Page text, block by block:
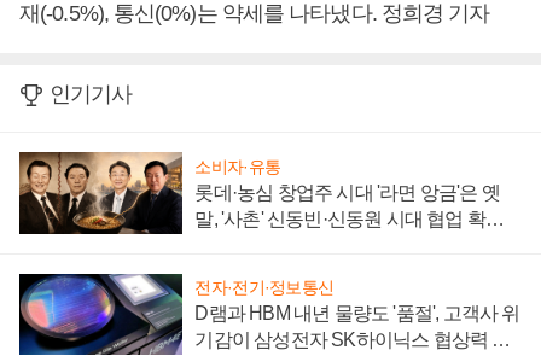
재(-0.5%), 통신(0%)는 약세를 나타냈다. 정희경 기자
인기기사
소비자·유통
롯데·농심 창업주 시대 '라면 앙금'은 옛
말, '사촌' 신동빈·신동원 시대 협업 확대
전자·전기·정보통신
D램과 HBM 내년 물량도 '품절', 고객사 위
기감이 삼성전자 SK하이닉스 협상력 더